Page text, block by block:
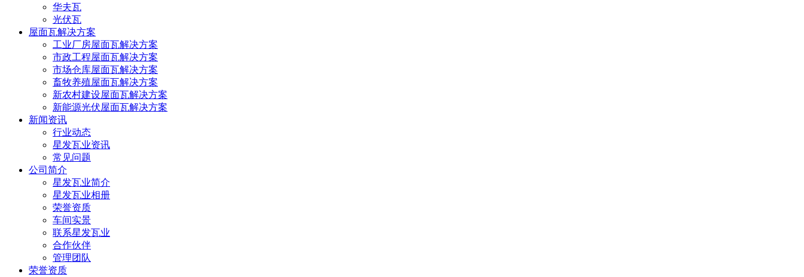
华夫瓦
光伏瓦
屋面瓦解决方案
工业厂房屋面瓦解决方案
市政工程屋面瓦解决方案
市场仓库屋面瓦解决方案
畜牧养殖屋面瓦解决方案
新农村建设屋面瓦解决方案
新能源光伏屋面瓦解决方案
新闻资讯
行业动态
星发瓦业资讯
常见问题
公司简介
星发瓦业简介
星发瓦业相册
荣誉资质
车间实景
联系星发瓦业
合作伙伴
管理团队
荣誉资质